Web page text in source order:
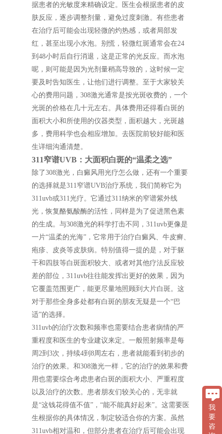
据患者的光敏度来精确设定。医生会根据患者的皮
肤反应，逐步调整剂量，避免过度刺激。有些患者
在治疗后可能会出现轻微的灼热感，或者局部发
红，甚至出现小水泡。别慌，轻微红斑通常会在24
到48小时后自行消退，这是正常的光反应。而水泡
呢，则可能是因为光剂量稍高导致的，这时候一定
要及时告知医生，让他们进行调整。至于大家较关
心的费用问题，308激光通常是按光斑收费的，一个
光斑的价格在几十元左右。具体费用还得看白斑的
面积大小和所使用的仪器类型，面积越大，光斑越
多，费用科学也会相应增加。去医院前较好能和医
生详细沟通清楚。
311窄谱UVB：大面积白斑的“温柔之选”
除了308激光，白癜风用光疗怎么做，还有一个重要
的选择就是311窄谱UVB治疗系统，我们简称它为
311uvb或311光疗。它通过311纳米的窄谱紫外线
光，恢复酪氨酸酶的活性，同样是为了促进黑色素
的生成。与308激光的科学打击不同，311uvb更像是
一片“温柔的光海”，它常用于治疗白癜风、牛皮癣、
疱疹、皮炎等皮肤病。特别值得一提的是，对于躯
干和四肢等白斑面积较大、或者对其他疗法反应较
差的部位，311uvb往往能发挥出更好的效果，因为
它覆盖范围更广，能更尽量地照顾到大片白斑。这
对于那些全身多处都有白斑的朋友无疑是一个“巴
适”的选择。
311uvb的治疗次数和频率也需要结合患者病情的严
重程度和医生的专业建议来定。一般照射频率是每
周2到3次，持续4到8周左右，患者就能看到初步的
治疗的效果。和308激光一样，它的治疗的效果和费
用也需要综合考虑患者白斑的面积大小、严重程度
以及治疗的次数。患者朋友们较关心的，无非就
是“这钱花得值不值”，“能不能真好起来”。这需要医
生根据你的具体情况，制定较适合你的方案。虽然
311uvb相对温和，但部分患者在治疗后可能会出现
我
要
咨